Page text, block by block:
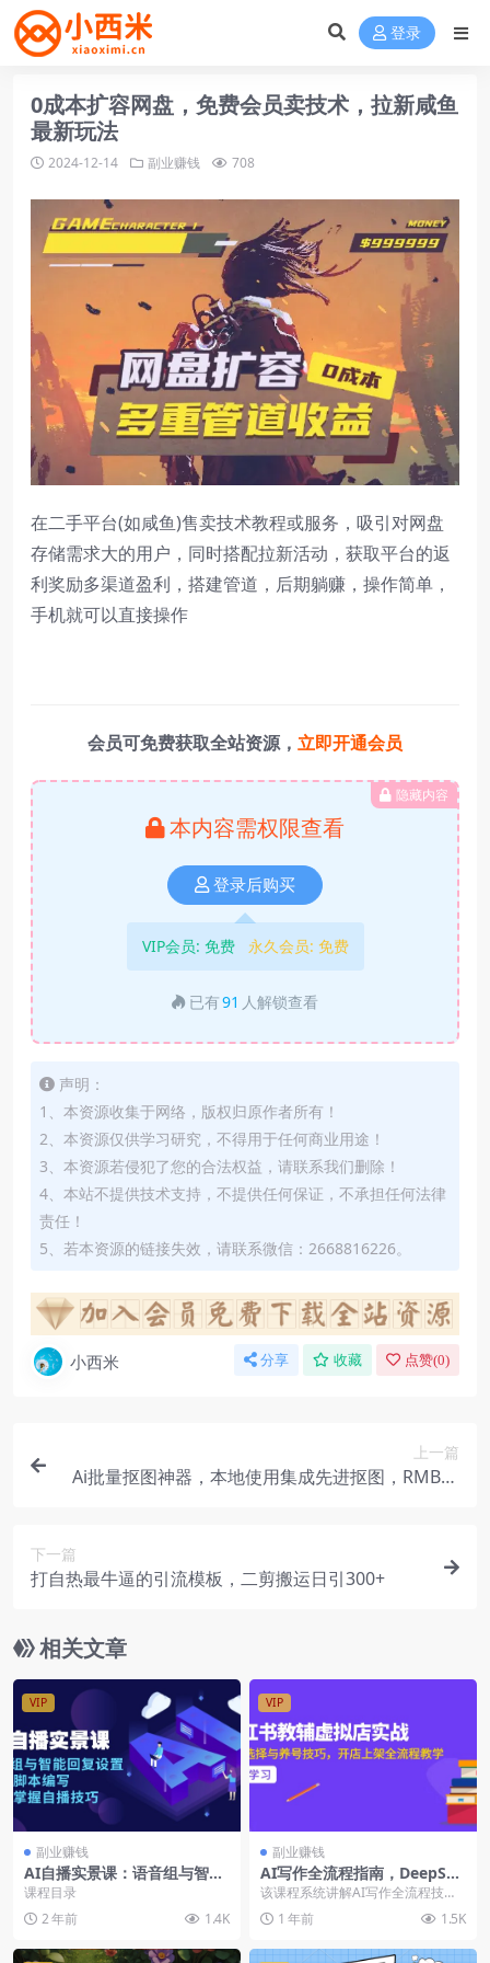
登录
0成本扩容网盘，免费会员卖技术，拉新咸鱼
最新玩法
2024-12-14 副业赚钱 708
在二手平台(如咸鱼)售卖技术教程或服务，吸引对网盘
存储需求大的用户，同时搭配拉新活动，获取平台的返
利奖励多渠道盈利，搭建管道，后期躺赚，操作简单，
手机就可以直接操作
会员可免费获取全站资源， 立即开通会员
隐藏内容
本内容需权限查看
登录后购买
VIP会员: 免费 永久会员: 免费
已有91 人解锁查看
声明：
1、本资源收集于网络，版权归原作者所有！
2、本资源仅供学习研究，不得用于任何商业用途！
3、本资源若侵犯了您的合法权益，请联系我们删除！
4、本站不提供技术支持，不提供任何保证，不承担任何法律
责任！
5、若本资源的链接失效，请联系微信：2668816226。
小西米 分享 收藏 点赞(0)
上一篇
Ai批量抠图神器，本地使用集成先进抠图，RMBG-
下一篇
打自热最牛逼的引流模板，二剪搬运日引300+
相关文章
VIP
副业赚钱
AI自播实景课：语音组与智能
回复设置, 直播脚本编写, 全面
掌握自播技巧
课程目录
2 年前
1.4K
VIP
副业赚钱
AI写作全流程指南，DeepSee
k模型与Prompt设计，飞书多
维表自动化生产
该课程系统讲解AI写作全流程技
术，从DeepSeek模型原理、结构
化Prompt...
1 年前 1.5K